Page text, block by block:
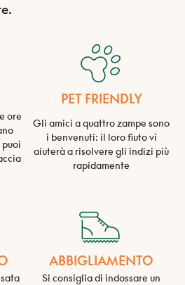
PET FRIENDLY
ore
puoi
Gli amici a quattro zampe sono
i benvenuti: il loro fiuto vi
aiuterà a risolvere gli indizi più
rapidamente
ABBIGLIAMENTO
Si consiglia di indossare un